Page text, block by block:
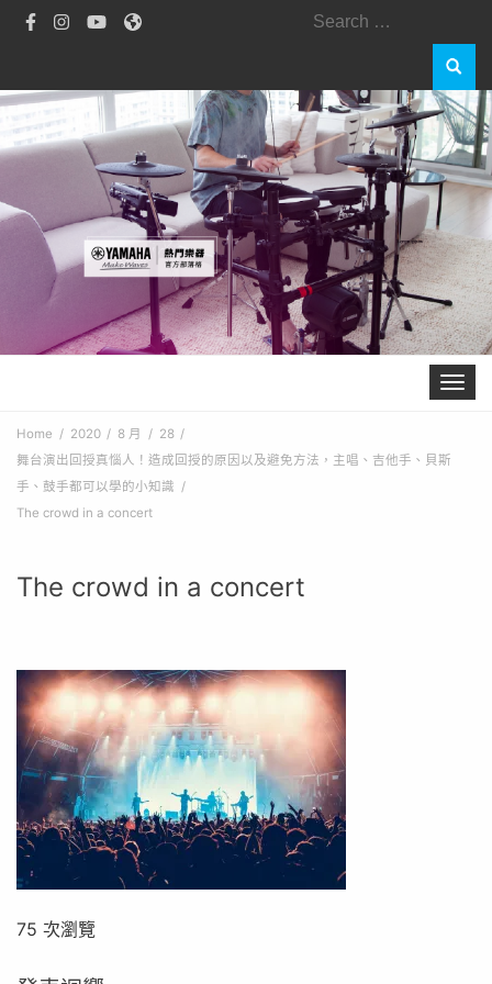
Search
Toggle
Home 2020 8 月
28
舞台演出回授真惱人！造成回授的原因以及避免方法，主唱、吉他手、貝斯
手、鼓手都可以學的小知識
The crowd in a concert
The crowd in a concert
75 次瀏覽